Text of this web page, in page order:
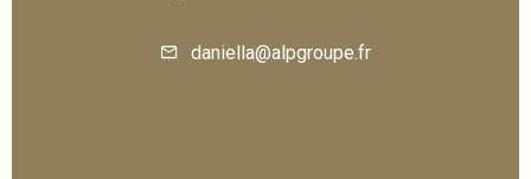
daniella@alpgroupe.fr